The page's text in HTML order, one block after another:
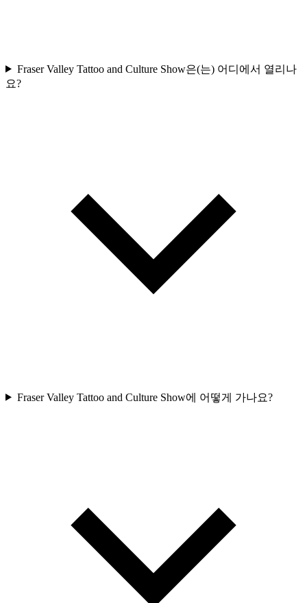
Fraser Valley Tattoo and Culture Show은(는) 어디에서 열리나
요?
Fraser Valley Tattoo and Culture Show에 어떻게 가나요?